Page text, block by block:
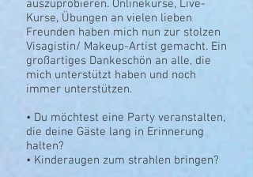
auszuprobieren. Onlinekurse, Live-
Kurse, Übungen an vielen lieben
Freunden haben mich nun zur stolzen
Visagistin/ Makeup-Artist gemacht. Ein
großartiges Dankeschön an alle, die
mich unterstützt haben und noch
immer unterstützen.
• Du möchtest eine Party veranstalten,
die deine Gäste lang in Erinnerung
halten?
• Kinderaugen zum strahlen bringen?